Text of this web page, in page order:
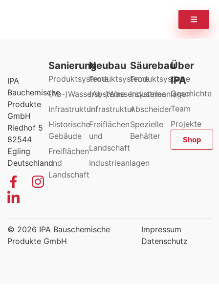
IPA
Bauchemische
Produkte
GmbH
Riedhof 5
82544
Egling
Deutschland
Sanierung
Produktsysteme
(Ab-)Wassersysteme
Infrastruktur
Historische
Gebäude
Freiflächen
und
Landschaft
Neubau
Produktsysteme
(Ab-)Wassersysteme
Infrastruktur
Freiflächen
und
Landschaft
Industrieanlagen
Säurebau
Produktsysteme
Industrieanlagen
Abscheider
Spezielle
Behälter
Über
IPA
Geschichte
Team
Projekte
Shop
© 2026 IPA Bauschemische
Produkte GmbH
Impressum
Datenschutz